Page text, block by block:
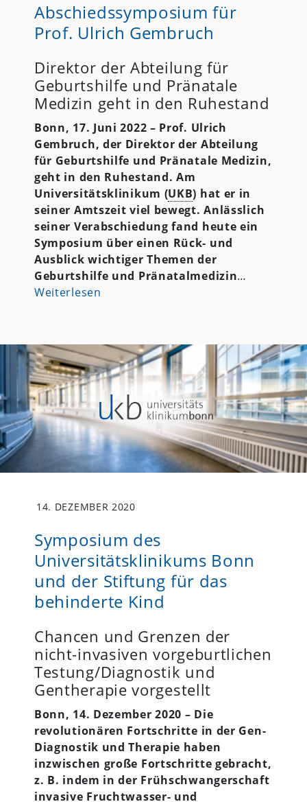
Abschiedssymposium für
Prof. Ulrich Gembruch
Direktor der Abteilung für
Geburtshilfe und Pränatale
Medizin geht in den Ruhestand
Bonn, 17. Juni 2022 – Prof. Ulrich
Gembruch, der Direktor der Abteilung
für Geburtshilfe und Pränatale Medizin,
geht in den Ruhestand. Am
Universitätsklinikum (UKB) hat er in
seiner Amtszeit viel bewegt. Anlässlich
seiner Verabschiedung fand heute ein
Symposium über einen Rück- und
Ausblick wichtiger Themen der
Geburtshilfe und Pränatalmedizin…
Weiterlesen
14. DEZEMBER 2020
Symposium des
Universitätsklinikums Bonn
und der Stiftung für das
behinderte Kind
Chancen und Grenzen der
nicht-invasiven vorgeburtlichen
Testung/Diagnostik und
Gentherapie vorgestellt
Bonn, 14. Dezember 2020 – Die
revolutionären Fortschritte in der Gen-
Diagnostik und Therapie haben
inzwischen große Fortschritte gebracht,
z. B. indem in der Frühschwangerschaft
invasive Fruchtwasser- und